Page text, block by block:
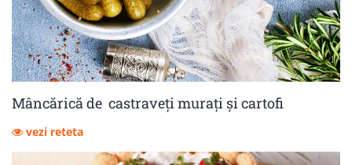
Mâncărică de castraveţi muraţi şi cartofi
vezi reteta